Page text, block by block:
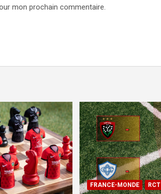
mon prochain commentaire.
FRANCE-MONDE RCT